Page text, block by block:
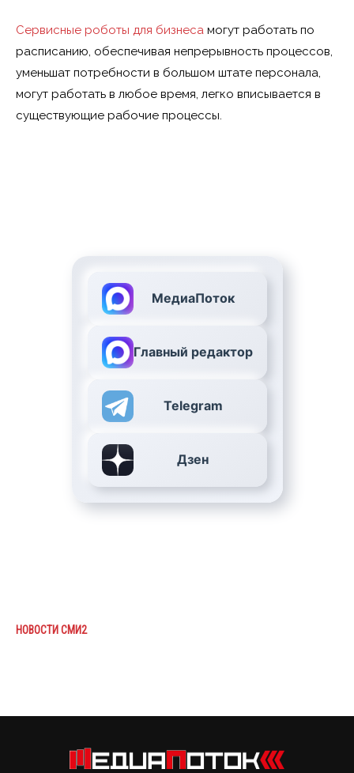
Сервисные роботы для бизнеса могут работать по
расписанию, обеспечивая непрерывность процессов,
уменьшат потребности в большом штате персонала,
могут работать в любое время, легко вписывается в
существующие рабочие процессы.
МедиаПоток
Главный редактор
Telegram
Дзен
НОВОСТИ СМИ2